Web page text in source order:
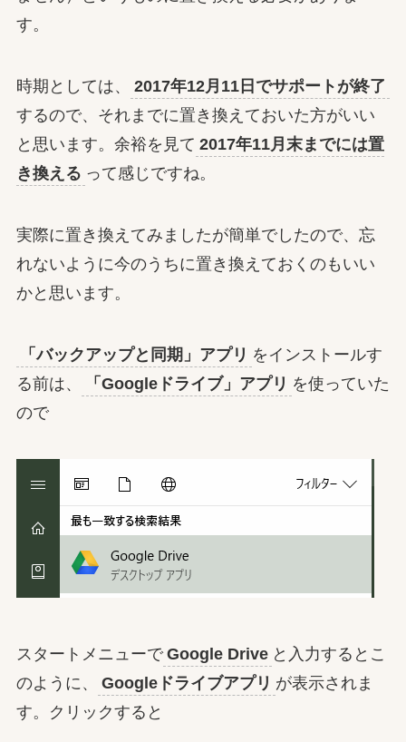
す。
時期としては、
2017年12月11日でサポートが終了
するので、それまでに置き換えておいた方がいい
と思います。余裕を見て 2017年11月末までには置
き換える って感じですね。
実際に置き換えてみましたが簡単でしたので、忘
れないように今のうちに置き換えておくのもいい
かと思います。
「バックアップと同期」アプリ をインストールす
る前は、
「Googleドライブ」アプリ を使っていた
ので
スタートメニューで Google Drive と入力するとこ
のように、
Googleドライブアプリ が表示されま
す。クリックすると